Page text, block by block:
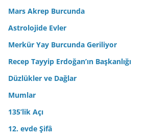
Mars Akrep Burcunda
Astrolojide Evler
Merkür Yay Burcunda Geriliyor
Recep Tayyip Erdoğan’ın Başkanlığı
Düzlükler ve Dağlar
Mumlar
135’lik Açı
12. evde Şifâ